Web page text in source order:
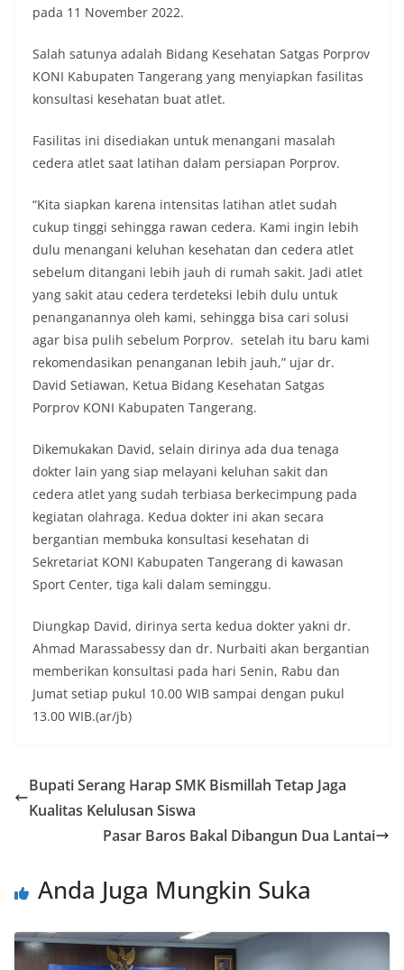
pada 11 November 2022.
Salah satunya adalah Bidang Kesehatan Satgas Porprov
KONI Kabupaten Tangerang yang menyiapkan fasilitas
konsultasi kesehatan buat atlet.
Fasilitas ini disediakan untuk menangani masalah
cedera atlet saat latihan dalam persiapan Porprov.
“Kita siapkan karena intensitas latihan atlet sudah
cukup tinggi sehingga rawan cedera. Kami ingin lebih
dulu menangani keluhan kesehatan dan cedera atlet
sebelum ditangani lebih jauh di rumah sakit. Jadi atlet
yang sakit atau cedera terdeteksi lebih dulu untuk
penanganannya oleh kami, sehingga bisa cari solusi
agar bisa pulih sebelum Porprov. setelah itu baru kami
rekomendasikan penanganan lebih jauh,” ujar dr.
David Setiawan, Ketua Bidang Kesehatan Satgas
Porprov KONI Kabupaten Tangerang.
Dikemukakan David, selain dirinya ada dua tenaga
dokter lain yang siap melayani keluhan sakit dan
cedera atlet yang sudah terbiasa berkecimpung pada
kegiatan olahraga. Kedua dokter ini akan secara
bergantian membuka konsultasi kesehatan di
Sekretariat KONI Kabupaten Tangerang di kawasan
Sport Center, tiga kali dalam seminggu.
Diungkap David, dirinya serta kedua dokter yakni dr.
Ahmad Marassabessy dan dr. Nurbaiti akan bergantian
memberikan konsultasi pada hari Senin, Rabu dan
Jumat setiap pukul 10.00 WIB sampai dengan pukul
13.00 WIB.(ar/jb)
Bupati Serang Harap SMK Bismillah Tetap Jaga
Kualitas Kelulusan Siswa
Pasar Baros Bakal Dibangun Dua Lantai
Anda Juga Mungkin Suka